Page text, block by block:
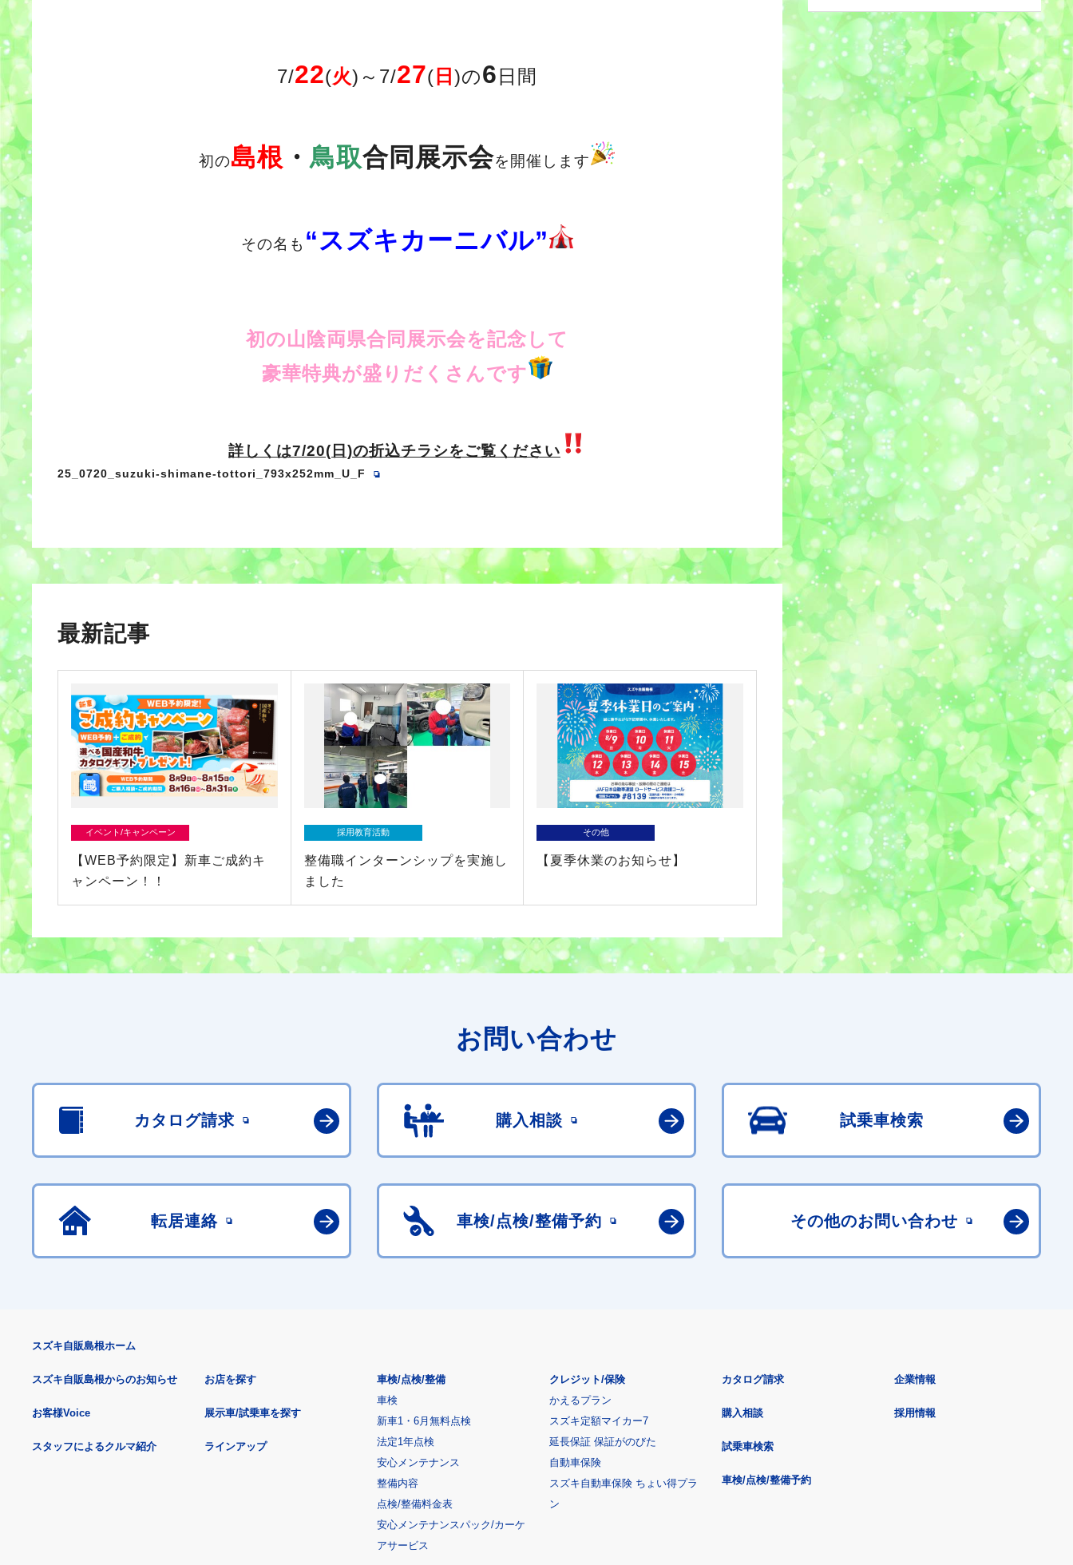
7/22(火)～7/27( 日 )の6 日間
初の島根 ・ 鳥取合同展示会を開催します
その名も “スズキカーニバル”
初の山陰両県合同展示会を記念して
豪華特典が盛りだくさんです
詳しくは7/20(日)の折込チラシをご覧ください
25_0720_suzuki-shimane-tottori_793x252mm_U_F
最新記事
イベント/キャンペーン
【WEB予約限定】新車ご成約キ
ャンペーン！！
採用教育活動
整備職インターンシップを実施し
ました
その他
【夏季休業のお知らせ】
お問い合わせ
カタログ請求 購入相談 試乗車検索
転居連絡 車検/点検/整備予約 その他のお問い合わせ
スズキ自販島根ホーム
スズキ自販島根からのお知らせ
お客様Voice
スタッフによるクルマ紹介
お店を探す
展示車/試乗車を探す
ラインアップ
車検/点検/整備
車検
新車1・6月無料点検
法定1年点検
安心メンテナンス
整備内容
点検/整備料金表
安心メンテナンスパック/カーケ
アサービス
クレジット/保険
かえるプラン
スズキ定額マイカー7
延長保証 保証がのびた
自動車保険
スズキ自動車保険 ちょい得プラ
ン
カタログ請求
購入相談
試乗車検索
車検/点検/整備予約
企業情報
採用情報